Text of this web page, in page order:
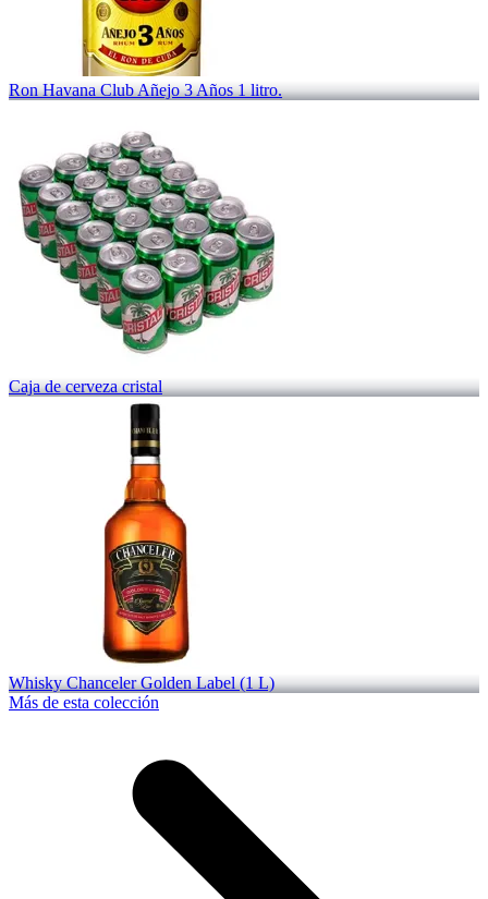
Ron Havana Club Añejo 3 Años 1 litro.
Caja de cerveza cristal
Whisky Chanceler Golden Label (1 L)
Más de esta colección